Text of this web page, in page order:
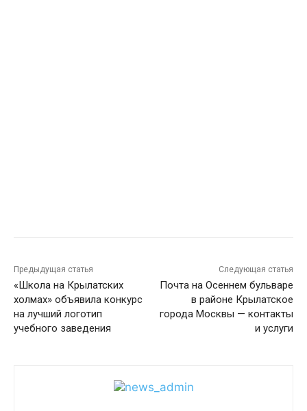
Предыдущая статья
«Школа на Крылатских
холмах» объявила конкурс
на лучший логотип
учебного заведения
Следующая статья
Почта на Осеннем бульваре
в районе Крылатское
города Москвы — контакты
и услуги